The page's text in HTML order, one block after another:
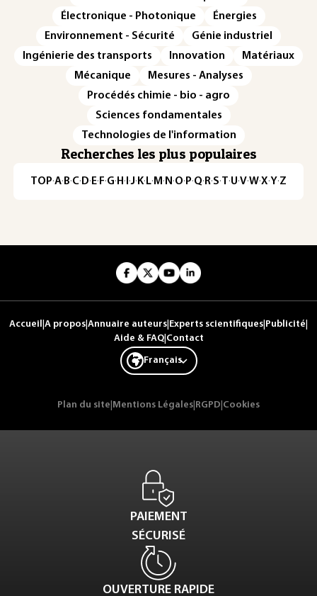
Électronique - Photonique
Énergies
Environnement - Sécurité
Génie industriel
Ingénierie des transports
Innovation
Matériaux
Mécanique
Mesures - Analyses
Procédés chimie - bio - agro
Sciences fondamentales
Technologies de l'information
Recherches les plus populaires
TOP·A·B·C· D· E· F·G· H · ·J· K· L· M · N ·O· P·Q· R·S·T·U·V·W·X·Y·Z
Accueil A propos Annuaire auteurs Experts scientifiques Publicité
Aide & FAQ| Contact
Français
Plan du site Mentions Légales RGPD Cookies
PAIEMENT
SÉCURISÉ
OUVERTURE RAPIDE